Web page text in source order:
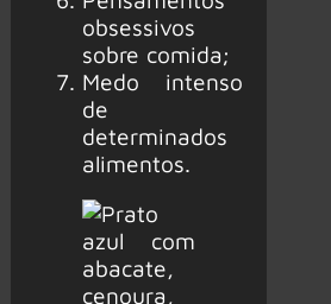
obsessivos
sobre comida;
Medo intenso
de
determinados
alimentos.